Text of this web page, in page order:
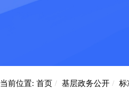
当前位置: 首页 / 基层政务公开 / 标